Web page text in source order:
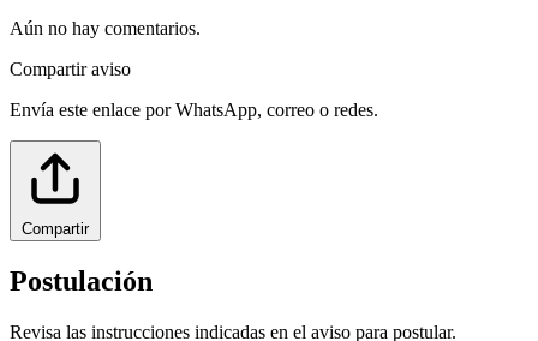
Aún no hay comentarios.
Compartir aviso
Envía este enlace por WhatsApp, correo o redes.
Compartir
Postulación
Revisa las instrucciones indicadas en el aviso para postular.